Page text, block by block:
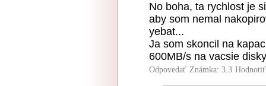
No boha, ta rychlost je
aby som nemal
yebat...
Ja som skoncil na
600MB/s na vacsie
Odpovedať Známka: 3.3